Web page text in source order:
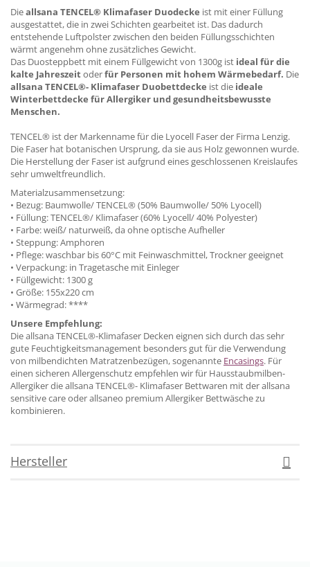
Dieallsana TENCEL® Klimafaser Duodecke ist mit einer Füllung
ausgestattet, die in zwei Schichten gearbeitet ist. Das dadurch
entstehende Luftpolster zwischen den beiden Füllungsschichten
wärmt angenehm ohne zusätzliches Gewicht.
Das Duosteppbett mit einem Füllgewicht von 1300g ist ideal für die
kalte Jahreszeitoderfür Personen mit hohem Wärmebedarf. Die
allsana TENCEL®- Klimafaser Duobettdecke ist die ideale
Winterbettdecke für Allergiker und gesundheitsbewusste
Menschen.
TENCEL® ist der Markenname für die Lyocell Faser der Firma Lenzig.
Die Faser hat botanischen Ursprung, da sie aus Holz gewonnen wurde.
Die Herstellung der Faser ist aufgrund eines geschlossenen Kreislaufes
sehr umweltfreundlich.
Materialzusammensetzung:
• Bezug: Baumwolle/ TENCEL® (50% Baumwolle/ 50% Lyocell)
• Füllung: TENCEL®/ Klimafaser (60% Lyocell/ 40% Polyester)
• Farbe: weiß/ naturweiß, da ohne optische Aufheller
• Steppung: Amphoren
• Pflege: waschbar bis 60°C mit Feinwaschmittel, Trockner geeignet
• Verpackung: in Tragetasche mit Einleger
• Füllgewicht: 1300 g
• Größe: 155x220 cm
• Wärmegrad: ****
Unsere Empfehlung:
Die allsana TENCEL®-Klimafaser Decken eignen sich durch das sehr
gute Feuchtigkeitsmanagement besonders gut für die Verwendung
von milbendichten Matratzenbezügen, sogenannte Encasings. Für
einen sicheren Allergenschutz empfehlen wir für Hausstaubmilben-
Allergiker die allsana TENCEL®- Klimafaser Bettwaren mit der allsana
sensitive care oder allsaneo premium Allergiker Bettwäsche zu
kombinieren.
Hersteller